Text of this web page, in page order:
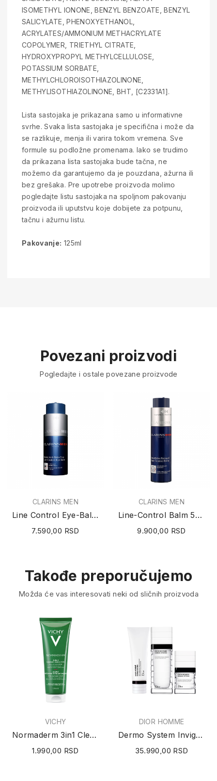
ISOMETHYL IONONE, BENZYL BENZOATE, BENZYL
SALICYLATE, PHENOXYETHANOL,
ACRYLATES/AMMONIUM METHACRYLATE
COPOLYMER, TRIETHYL CITRATE,
HYDROXYPROPYL METHYLCELLULOSE,
POTASSIUM SORBATE,
METHYLCHLOROISOTHIAZOLINONE,
METHYLISOTHIAZOLINONE, BHT, [C2331A1].
Lista sastojaka je prikazana samo u informativne
svrhe. Svaka lista sastojaka je specifična i može da
se razlikuje, menja ili varira tokom vremena. Sve
formule su podložne promenama. Iako se trudimo
da prikazana lista sastojaka bude tačna, ne
možemo da garantujemo da je pouzdana, ažurna ili
bez grešaka. Pre upotrebe proizvoda molimo
pogledajte listu sastojaka na spoljnom pakovanju
proizvoda ili uputstvu koje dobijete za potpunu,
tačnu i ažurnu listu.
Pakovanje: 125ml
Povezani proizvodi
Pogledajte i ostale povezane proizvode
CLARINS MEN
Line Control Eye-Balm 20ml
7.590,00 RSD
CLARINS MEN
Line-Control Balm 50ml
9.900,00 RSD
Takođe preporučujemo
Možda će vas interesovati neki od sličnih proizvoda
VICHY
Normaderm 3in1 Cleanser, Scrub, Mask (3u1 krema...
1.990,00 RSD
DIOR HOMME
Dermo System Invigorating Essentials
35.990,00 RSD